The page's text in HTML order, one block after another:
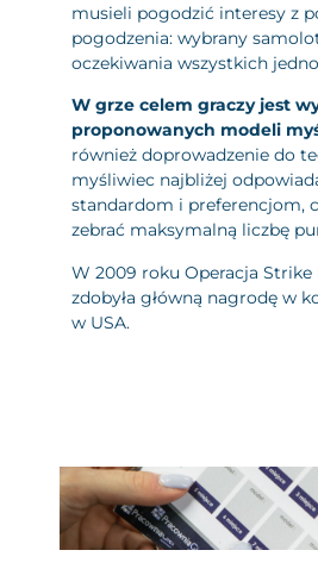
musieli pogodzić interesy z
pogodzenia: wybrany
oczekiwania wszystkich
W grze celem graczy jest
proponowanych modeli
również doprowadzenie do
myśliwiec najbliżej
standardom i preferencjom,
zebrać maksymalną liczbę
W 2009 roku Operacja
zdobyła główną nagrodę w
w USA.